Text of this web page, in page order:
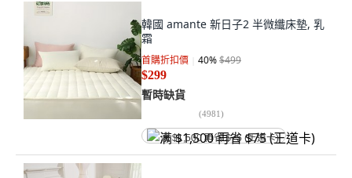
韓國 amante 新日子2 半微纖床墊, 乳
霜
首購折扣價 40%$499
$299
暫時缺貨
(4981)
满 $1,500 再省 $75 (王道卡)